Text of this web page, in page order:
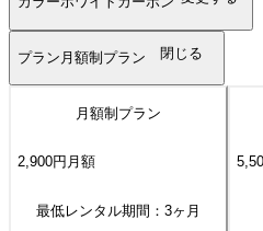
プラン 月額制プラン 閉じる
月額制プラン
2,900円 月額
最低レンタル期間：3ヶ月